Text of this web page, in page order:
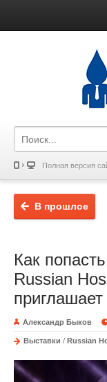
Полная версия
В прошлое
Как
Russian
Александр Быков
Выставки / Russian